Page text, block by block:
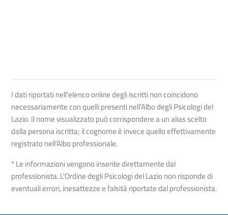
I dati riportati nell'elenco online degli iscritti non coincidono
necessariamente con quelli presenti nell’Albo degli Psicologi del
Lazio. Il nome visualizzato può corrispondere a un alias scelto
dalla persona iscritta; il cognome è invece quello effettivamente
registrato nell’Albo professionale.
* Le informazioni vengono inserite direttamente dal
professionista. L'Ordine degli Psicologi del Lazio non risponde di
eventuali errori, inesattezze e falsità riportate dal professionista.